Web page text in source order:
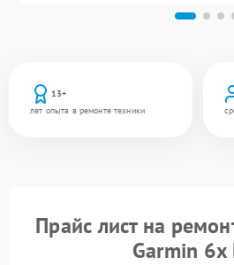
13+
лет опыта в ремонте техники
Прайс лист на
Garmin 6x